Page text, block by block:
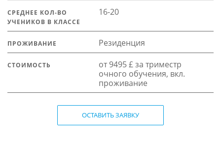
СРЕДНЕЕ КОЛ-ВО
УЧЕНИКОВ В КЛАССЕ
16-20
ПРОЖИВАНИЕ Резиденция
СТОИМОСТЬ
от 9495 £ за триместр
очного обучения, вкл.
проживание
ОСТАВИТЬ ЗАЯВКУ